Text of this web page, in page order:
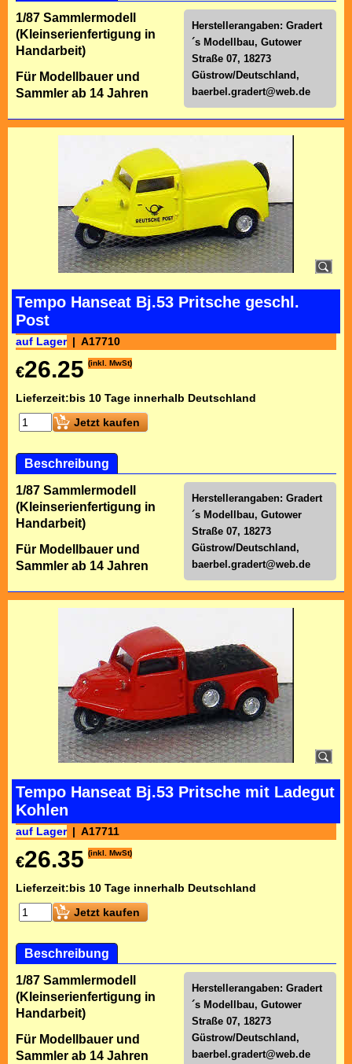
Herstellerangaben: Gradert
´s Modellbau, Gutower
Straße 07, 18273
Güstrow/Deutschland,
baerbel.gradert@web.de
1/87 Sammlermodell
(Kleinserienfertigung in
Handarbeit)
Für Modellbauer und
Sammler ab 14 Jahren
Tempo Hanseat Bj.53 Pritsche geschl.
Post
auf Lager A17710
€26.25 (inkl. MwSt)
Lieferzeit:bis 10 Tage innerhalb Deutschland
Jetzt kaufen
Beschreibung
Herstellerangaben: Gradert
´s Modellbau, Gutower
Straße 07, 18273
Güstrow/Deutschland,
baerbel.gradert@web.de
1/87 Sammlermodell
(Kleinserienfertigung in
Handarbeit)
Für Modellbauer und
Sammler ab 14 Jahren
Tempo Hanseat Bj.53 Pritsche mit Ladegut
Kohlen
auf Lager A17711
€26.35 (inkl. MwSt)
Lieferzeit:bis 10 Tage innerhalb Deutschland
Jetzt kaufen
Beschreibung
Herstellerangaben: Gradert
´s Modellbau, Gutower
Straße 07, 18273
Güstrow/Deutschland,
baerbel.gradert@web.de
1/87 Sammlermodell
(Kleinserienfertigung in
Handarbeit)
Für Modellbauer und
Sammler ab 14 Jahren